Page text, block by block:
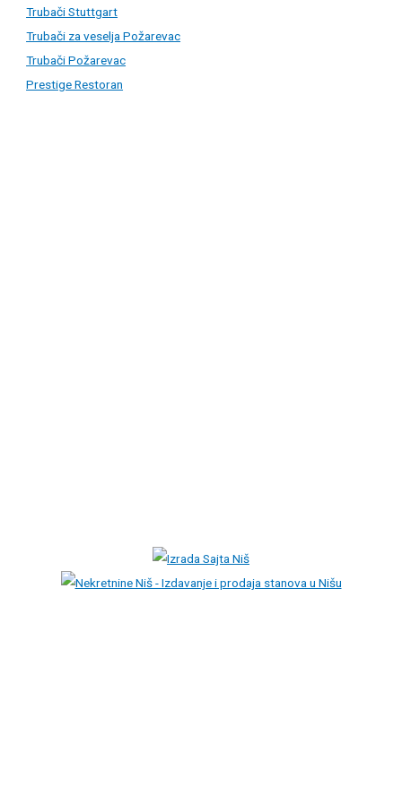
Trubači Stuttgart
Trubači za veselja Požarevac
Trubači Požarevac
Prestige Restoran